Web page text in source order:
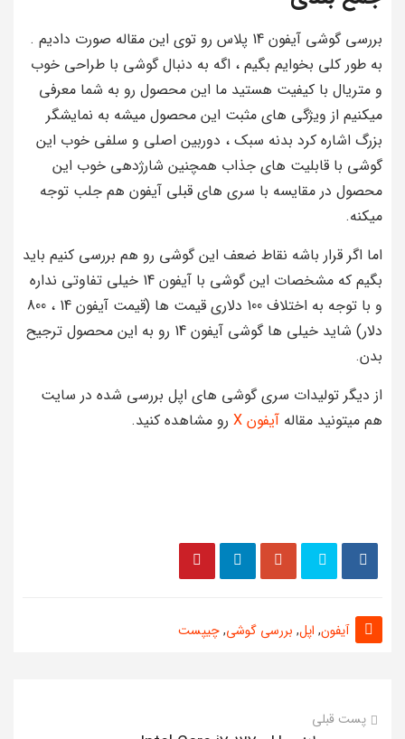
بررسی گوشی آیفون 14 پلاس رو توی این مقاله صورت دادیم .
به طور کلی بخوایم بگیم ، اگه به دنبال گوشی با طراحی خوب
و متریال با کیفیت هستید ما این محصول رو به شما معرفی
میکنیم از ویژگی های مثبت این محصول میشه به نمایشگر
بزرگ اشاره کرد بدنه سبک ، دوربین اصلی و سلفی خوب این
گوشی با قابلیت های جذاب همچنین شارژدهی خوب این
محصول در مقایسه با سری های قبلی آیفون هم جلب توجه
میکنه.
اما اگر قرار باشه نقاط ضعف این گوشی رو هم بررسی کنیم باید
بگیم که مشخصات این گوشی با آیفون 14 خیلی تفاوتی نداره
و با توجه به اختلاف 100 دلاری قیمت ها (قیمت آیفون 14 ، 800
دلار) شاید خیلی ها گوشی آیفون 14 رو به این محصول ترجیح
بدن.
از دیگر تولیدات سری گوشی های اپل بررسی شده در سایت
هم میتونید مقاله آیفون X رو مشاهده کنید.
آیفون, اپل, بررسی گوشی,چیپست
پست قبلی